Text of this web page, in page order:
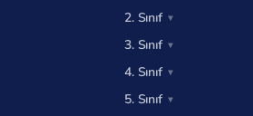
2. Sınıf
3. Sınıf
4. Sınıf
5. Sınıf